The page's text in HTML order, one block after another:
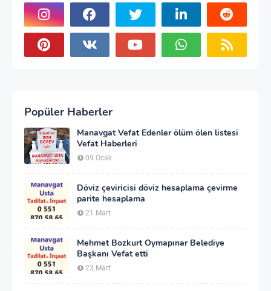
Popüler Haberler
Manavgat Vefat Edenler ölüm ölen listesi
Vefat Haberleri
09 Ocak
Döviz çeviricisi döviz hesaplama çevirme
parite hesaplama
21 Mart
Mehmet Bozkurt Oymapınar Belediye
Başkanı Vefat etti
23 Mart